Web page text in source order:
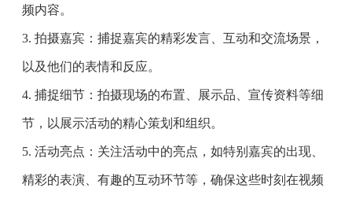
频内容。
3. 拍摄嘉宾：捕捉嘉宾的精彩发言、互动和交流场景，
以及他们的表情和反应。
4. 捕捉细节：拍摄现场的布置、展示品、宣传资料等细
节，以展示活动的精心策划和组织。
5. 活动亮点：关注活动中的亮点，如特别嘉宾的出现、
精彩的表演、有趣的互动环节等，确保这些时刻在视频